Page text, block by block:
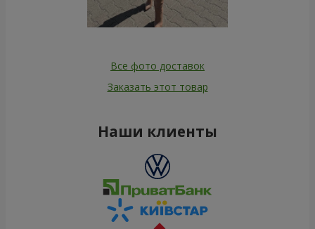
Все фото доставок
Заказать этот товар
Наши клиенты